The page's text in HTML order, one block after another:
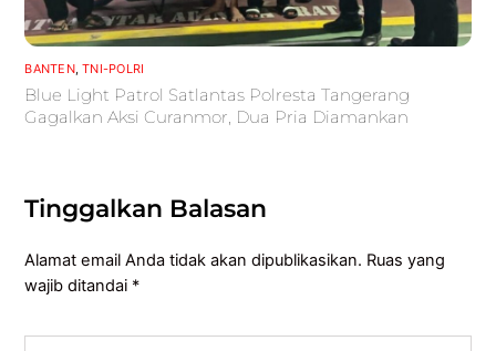
BANTEN,TNI-POLRI
Blue Light Patrol Satlantas Polresta Tangerang
Gagalkan Aksi Curanmor, Dua Pria Diamankan
Tinggalkan Balasan
Alamat email Anda tidak akan dipublikasikan. Ruas yang
wajib ditandai *